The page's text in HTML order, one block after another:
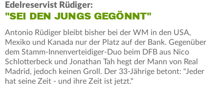
Edelreservist Rüdiger:
"SEI DEN JUNGS GEGÖNNT"
Antonio Rüdiger bleibt bisher bei der WM in den USA,
Mexiko und Kanada nur der Platz auf der Bank. Gegenüber
dem Stamm-Innenverteidiger-Duo beim DFB aus Nico
Schlotterbeck und Jonathan Tah hegt der Mann von Real
Madrid, jedoch keinen Groll. Der 33-Jährige betont: "Jeder
hat seine Zeit - und ihre Zeit ist jetzt."